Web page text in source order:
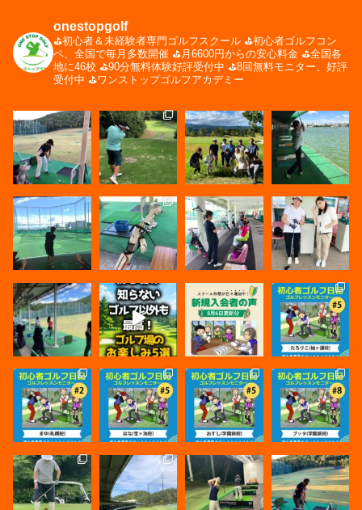
onestopgolf
⛳️初心者＆未経験者専門ゴルフスクール ⛳️初心者ゴルフコン
ペ、全国で毎月多数開催 ⛳️月6600円からの安心料金 ⛳️全国各
地に46校 ⛳️90分無料体験好評受付中 ⛳️8回無料モニター、好評
受付中 ⛳️ワンストップゴルフアカデミー